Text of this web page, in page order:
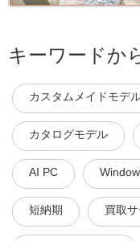
キーワードか
カスタムメイドモデ
カタログモデル
AI PC
短納期 買取